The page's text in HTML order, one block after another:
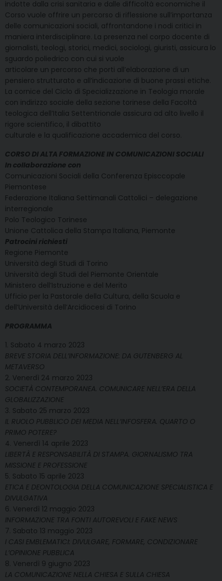
indotte dalla crisi sanitaria e dalle difficoltà economiche il
Corso vuole offrire un percorso di riflessione sull’importanza
delle comunicazioni sociali, affrontandone i nodi critici in
maniera interdisciplinare. La presenza nel corpo docente di
giornalisti, teologi, storici, medici, sociologi, giuristi, assicura lo
sguardo poliedrico con cui si vuole
articolare un percorso che porti all’elaborazione di un
pensiero strutturato e all’indicazione di buone prassi etiche.
La cornice del Ciclo di Specializzazione in Teologia morale
con indirizzo sociale della sezione torinese della Facoltà
teologica dell’Italia Settentrionale assicura ad alto livello il
rigore scientifico, il dibattito
culturale e la qualificazione accademica del corso.
CORSO DI ALTA FORMAZIONE IN COMUNICAZIONI SOCIALI
In collaborazione con
Comunicazioni Sociali della Conferenza Episccopale
Piemontese
Federazione Italiana Settimanali Cattolici – delegazione
interregionale
Polo Teologico Torinese
Unione Cattolica della Stampa Italiana, Piemonte
Patrocini richiesti
Regione Piemonte
Università degli Studi di Torino
Università degli Studi del Piemonte Orientale
Ministero dell’Istruzione e del Merito
Ufficio per la Pastorale della Cultura, della Scuola e
dell’Università dell’Arcidiocesi di Torino
PROGRAMMA
1. Sabato 4 marzo 2023
BREVE STORIA DELL’INFORMAZIONE: DA GUTENBERG AL
METAVERSO
2. Venerdì 24 marzo 2023
SOCIETÀ CONTEMPORANEA. COMUNICARE NELL’ERA DELLA
GLOBALIZZAZIONE
3. Sabato 25 marzo 2023
IL RUOLO PUBBLICO DEI MEDIA NELL’INFOSFERA. QUARTO O
PRIMO POTERE?
4. Venerdì 14 aprile 2023
LIBERTÀ E RESPONSABILITÀ DI STAMPA. GIORNALISMO TRA
MISSIONE E PROFESSIONE
5. Sabato 15 aprile 2023
ETICA E DEONTOLOGIA DELLA COMUNICAZIONE SPECIALISTICA E
DIVULGATIVA
6. Venerdì 12 maggio 2023
INFORMAZIONE TRA FONTI AUTOREVOLI E FAKE NEWS
7. Sabato 13 maggio 2023
I CASI EMBLEMATICI: DIVULGARE, FORMARE, CONDIZIONARE
L’OPINIONE PUBBLICA
8. Venerdì 9 giugno 2023
LA COMUNICAZIONE NELLA CHIESA E SULLA CHIESA